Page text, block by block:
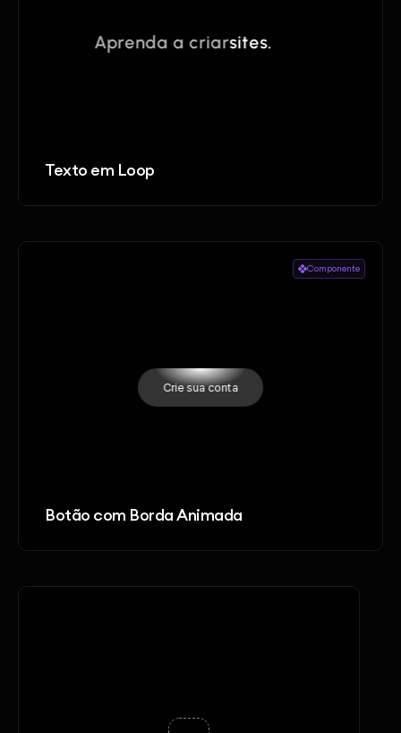
Texto em Loop
Componente
Botão com Borda Animada